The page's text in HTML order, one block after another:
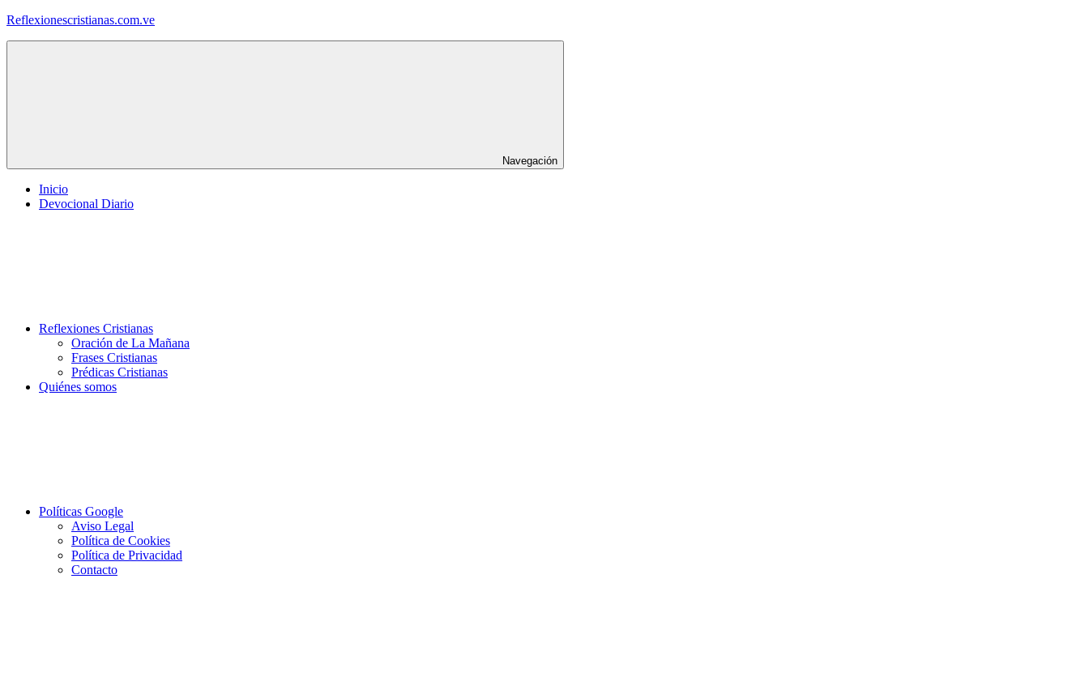
Saltar
Reflexionescristianas.com.ve
Navegación
Inicio
Devocional Diario
Reflexiones Cristianas
Oración de La Mañana
Frases Cristianas
Prédicas Cristianas
Quiénes somos
Políticas Google
Aviso Legal
Política de Cookies
Política de Privacidad
Contacto